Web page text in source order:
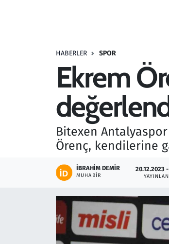
HABERLER SPOR
Ekrem
Bitexen
Örenç, kendilerine
İBRAHIM DEMIR
MUHABIR
20.12.2023
Savunma Sanayi
Teknoloji ve Bilim
Televizyon